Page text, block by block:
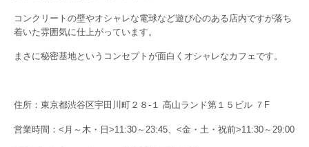
コンクリートの壁やオシャレな電球など遊び心のある店内ですが落ち
着いた雰囲気に仕上がっています。
まさに秘密基地というコンセプトが面白くオシャレなカフェです。
住所：東京都渋谷区宇田川町２８-１ 高山ランド第１５ビル ７F
営業時間：<月～木・日>11:30～23:45、<金・土・祝前>11:30～29:00